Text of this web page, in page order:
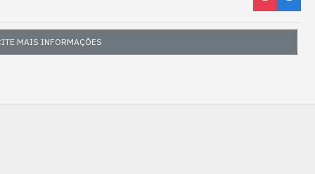
MAIS INFORMAÇÕES